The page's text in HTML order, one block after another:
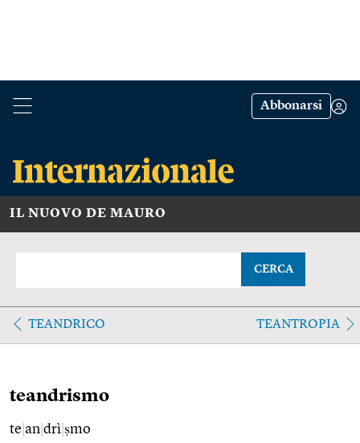
Abbonarsi
IL NUOVO DE MAURO
CERCA
TEANDRICO TEANTROPIA
teandrismo
te an drì ṣmo